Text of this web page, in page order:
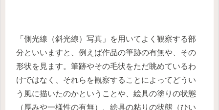
「側光線（斜光線）写真」を用いてよく観察する部
分といいますと、例えば作品の筆跡の有無や、その
形状を見ます。筆跡やその毛状をただ眺めているわ
けではなく、それらを観察することによってどうい
う風に描いたのかということや、絵具の塗りの状態
（厚みや一様性の有無）、絵具の粘りの状態（ひい